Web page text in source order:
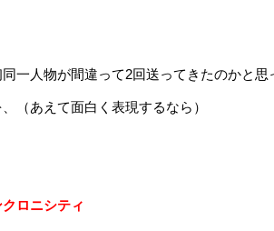
一人物が間違って2回送ってきたのかと
（あえて面白く表現するなら）
クロニシティ